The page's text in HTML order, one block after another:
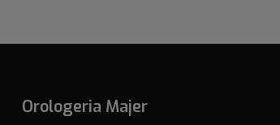
Orologeria Majer